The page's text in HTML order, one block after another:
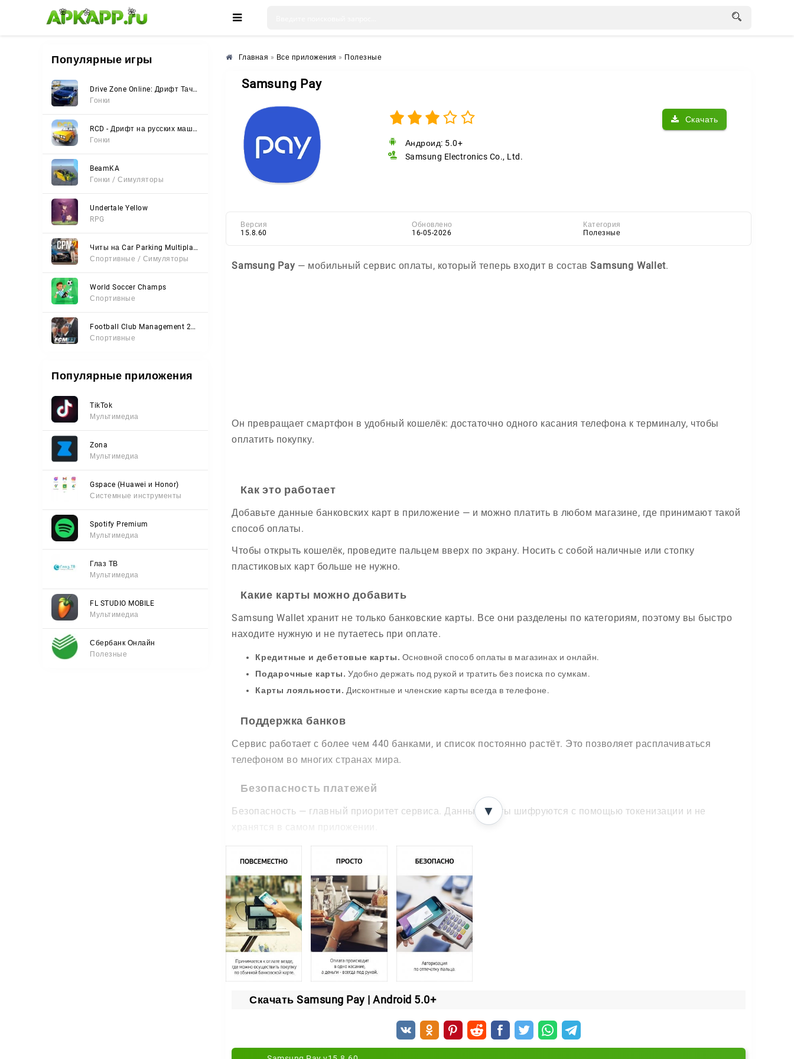
🌸 🌼 🌺
Популярные игры
Drive Zone Online: Дрифт Тачки
Гонки
RCD - Дрифт на русских машинах
Гонки
BeamKA
Гонки / Симуляторы
Undertale Yellow
RPG
Читы на Car Parking Multiplayer 2 (Все открыто, Мод-Меню)
Спортивные / Симуляторы
World Soccer Champs
Спортивные
Football Club Management 2023
Спортивные
Популярные приложения
TikTok
Мультимедиа
Zona
Мультимедиа
Gspace (Huawei и Honor)
Системные инструменты
Spotify Premium
Мультимедиа
Глаз ТВ
Мультимедиа
FL STUDIO MOBILE
Мультимедиа
Сбербанк Онлайн
Полезные
Главная » Все приложения » Полезные
Samsung Pay
Скачать
Андроид: 5.0+
Samsung Electronics Co., Ltd.
Версия
15.8.60
Обновлено
16-05-2026
Категория
Полезные
Samsung Pay — мобильный сервис оплаты, который теперь входит в составSamsung Wallet.
Он превращает смартфон в удобный кошелёк: достаточно одного касания телефона к терминалу, чтобы
оплатить покупку.
Как это работает
Добавьте данные банковских карт в приложение — и можно платить в любом магазине, где принимают такой
способ оплаты.
Чтобы открыть кошелёк, проведите пальцем вверх по экрану. Носить с собой наличные или стопку
пластиковых карт больше не нужно.
Какие карты можно добавить
Samsung Wallet хранит не только банковские карты. Все они разделены по категориям, поэтому вы быстро
находите нужную и не путаетесь при оплате.
Кредитные и дебетовые карты. Основной способ оплаты в магазинах и онлайн.
Подарочные карты. Удобно держать под рукой и тратить без поиска по сумкам.
Карты лояльности. Дисконтные и членские карты всегда в телефоне.
Поддержка банков
Сервис работает с более чем 440 банками, и список постоянно растёт. Это позволяет расплачиваться
телефоном во многих странах мира.
Безопасность платежей
Безопасность — главный приоритет сервиса. Данные карты шифруются с помощью токенизации и не
хранятся в самом приложении.
Каждый платёж подтверждается двумя способами на выбор: отпечатком пальца или PIN-кодом. Так чужой
человек не сможет оплатить покупку с вашего телефона.
Если телефон потерялся
Через сервис Samsung Find My Mobile вы найдёте устройство и мгновенно заблокируете привязанные карты.
Ваши средства останутся под защитой.
Почему стоит выбрать Samsung Pay
Один сервис заменяет целый кошелёк: банковские, подарочные и дисконтные карты собраны в телефоне.
Добавляйте карты, прикладывайте смартфон к терминалу и оплачивайте покупки за секунды.
▼
Скачать Samsung Pay | Android 5.0+